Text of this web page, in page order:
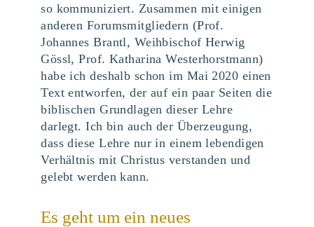
so kommuniziert. Zusammen mit einigen
anderen Forumsmitgliedern (Prof.
Johannes Brantl, Weihbischof Herwig
Gössl, Prof. Katharina Westerhorstmann)
habe ich deshalb schon im Mai 2020 einen
Text entworfen, der auf ein paar Seiten die
biblischen Grundlagen dieser Lehre
darlegt. Ich bin auch der Überzeugung,
dass diese Lehre nur in einem lebendigen
Verhältnis mit Christus verstanden und
gelebt werden kann.
Es geht um ein neues